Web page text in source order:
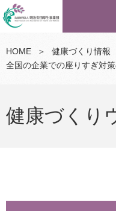
HOME ＞ 健康づくり情報
全国の企業での座りすぎ対
健康づくり